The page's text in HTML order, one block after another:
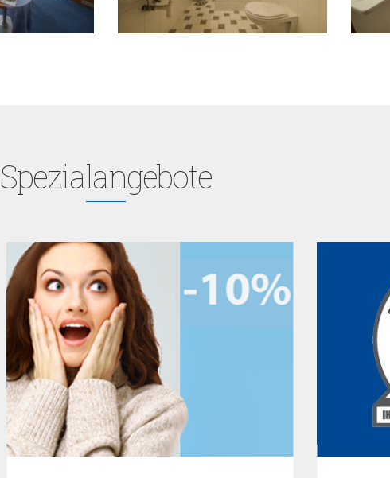
Spezialangebote